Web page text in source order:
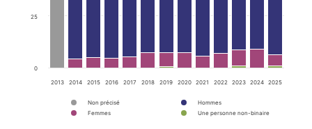
Non précisé
Hommes
Femmes
Une personne non-binaire
2013 2014 2015 2016 2017 2018 2019 2020 2021 2022 2023 2024 2025
0
25